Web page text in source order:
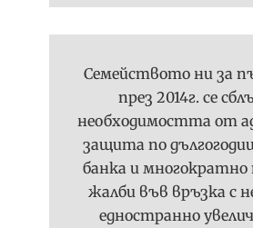
Семейството ни за
през 2014г. се
необходимостта от
защита по
банка и многократно
жалби във връзка с
едностранно